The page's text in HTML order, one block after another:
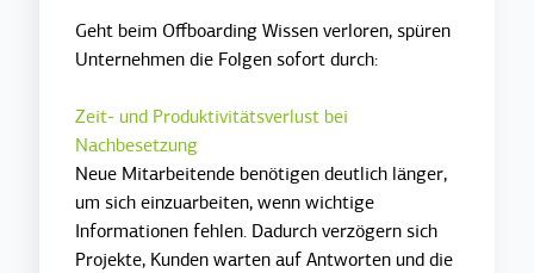
Geht beim Offboarding Wissen verloren, spüren
Unternehmen die Folgen sofort durch:
Zeit- und Produktivitätsverlust bei
Nachbesetzung
Neue Mitarbeitende benötigen deutlich länger,
um sich einzuarbeiten, wenn wichtige
Informationen fehlen. Dadurch verzögern sich
Projekte, Kunden warten auf Antworten und die